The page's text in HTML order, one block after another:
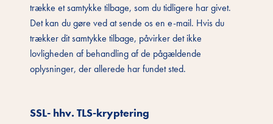
trække et samtykke tilbage, som du tidligere har givet.
Det kan du gøre ved at sende os en e-mail. Hvis du
trækker dit samtykke tilbage, påvirker det ikke
lovligheden af behandling af de pågældende
oplysninger, der allerede har fundet sted.
SSL- hhv. TLS-kryptering